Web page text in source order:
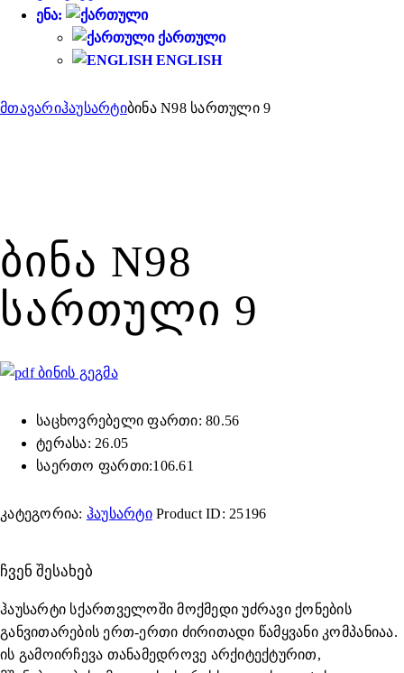
ᲔᲜᲐ:
ᲥᲐᲠᲗᲣᲚᲘ
ENGLISH
მთავარიჰაუსარტიბინა N98 სართული 9
ᲑᲘᲜᲐ N98
ᲡᲐᲠᲗᲣᲚᲘ 9
ბინის გეგმა
საცხოვრებელი ფართი: 80.56
ტერასა: 26.05
საერთო ფართი:106.61
კატეგორია: ჰაუსარტი Product ID: 25196
ᲩᲕᲔᲜ ᲨᲔᲡᲐᲮᲔᲑ
ჰაუსარტი სქართველოში მოქმედი უძრავი ქონების
განვითარების ერთ-ერთი ძირითადი წამყვანი კომპანიაა.
ის გამოირჩევა თანამედროვე არქიტექტურით,